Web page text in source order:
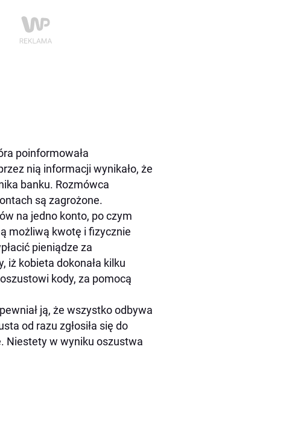
poinformowała
nią informacji wynikało, że
banku. Rozmówca
są zagrożone.
na jedno konto, po czym
możliwą kwotę i fizycznie
pieniądze za
iż kobieta dokonała kilku
kody, za pomocą
ją, że wszystko odbywa
od razu zgłosiła się do
Niestety w wyniku oszustwa